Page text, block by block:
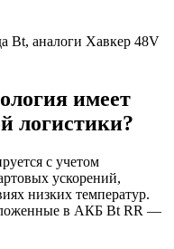
Bt, аналоги Хавкер 48V
имеет
логистики?
с учетом
ускорений,
низких температур.
в АКБ Bt RR —